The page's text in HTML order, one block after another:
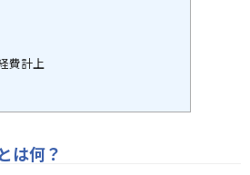
費計上
は何？